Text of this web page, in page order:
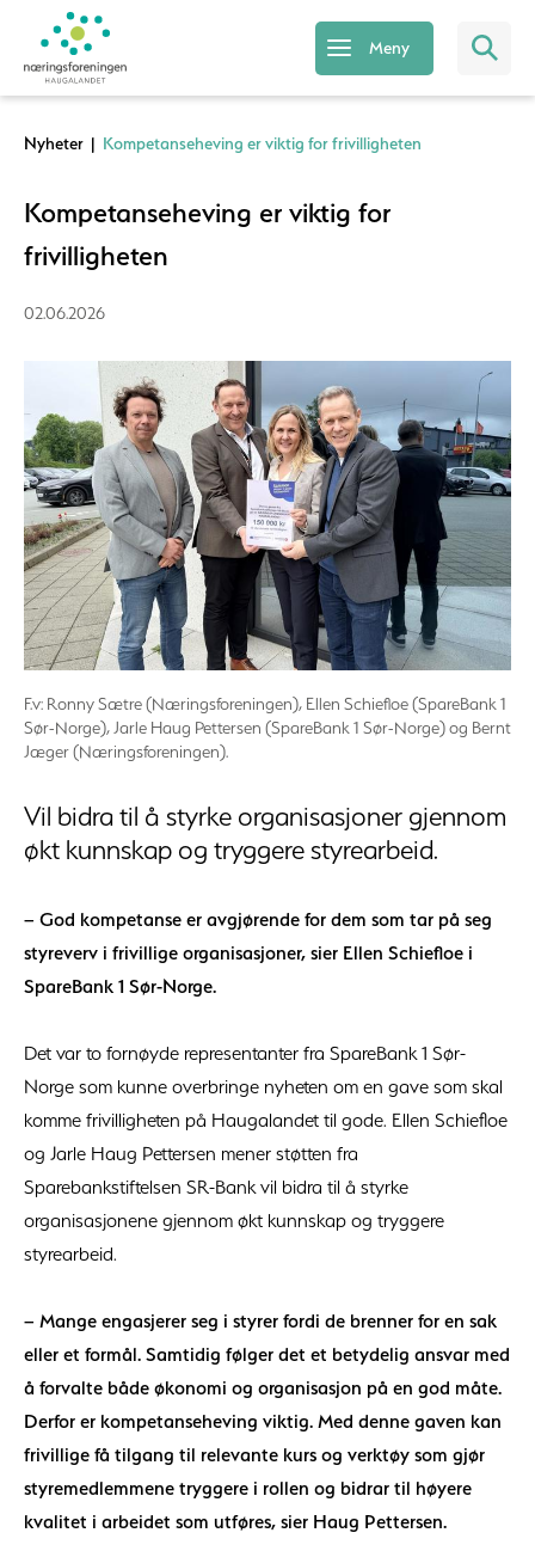
Meny
Nyheter | Kompetanseheving er viktig for frivilligheten
Kompetanseheving er viktig for
frivilligheten
02.06.2026
F.v: Ronny Sætre (Næringsforeningen), Ellen Schiefloe (SpareBank 1
Sør-Norge), Jarle Haug Pettersen (SpareBank 1 Sør-Norge) og Bernt
Jæger (Næringsforeningen).
Vil bidra til å styrke organisasjoner gjennom
økt kunnskap og tryggere styrearbeid.
– God kompetanse er avgjørende for dem som tar på seg
styreverv i frivillige organisasjoner, sier Ellen Schiefloe i
SpareBank 1 Sør-Norge.
Det var to fornøyde representanter fra SpareBank 1 Sør-
Norge som kunne overbringe nyheten om en gave som skal
komme frivilligheten på Haugalandet til gode. Ellen Schiefloe
og Jarle Haug Pettersen mener støtten fra
Sparebankstiftelsen SR-Bank vil bidra til å styrke
organisasjonene gjennom økt kunnskap og tryggere
styrearbeid.
– Mange engasjerer seg i styrer fordi de brenner for en sak
eller et formål. Samtidig følger det et betydelig ansvar med
å forvalte både økonomi og organisasjon på en god måte.
Derfor er kompetanseheving viktig. Med denne gaven kan
frivillige få tilgang til relevante kurs og verktøy som gjør
styremedlemmene tryggere i rollen og bidrar til høyere
kvalitet i arbeidet som utføres, sier Haug Pettersen.